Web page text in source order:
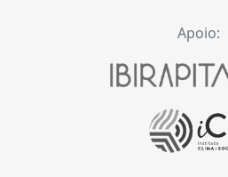
Apoio: